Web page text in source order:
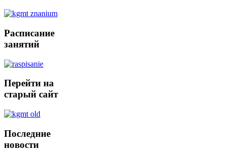
Расписание
занятий
Перейти на
старый сайт
Последние
новости